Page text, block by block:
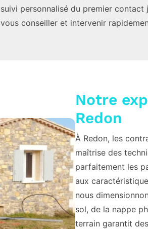
suivi personnalisé du premier contact
vous conseiller et intervenir
Notre
Redon
À Redon, les
maîtrise des
parfaitement les
aux
nous
sol, de la nappe
terrain garantit